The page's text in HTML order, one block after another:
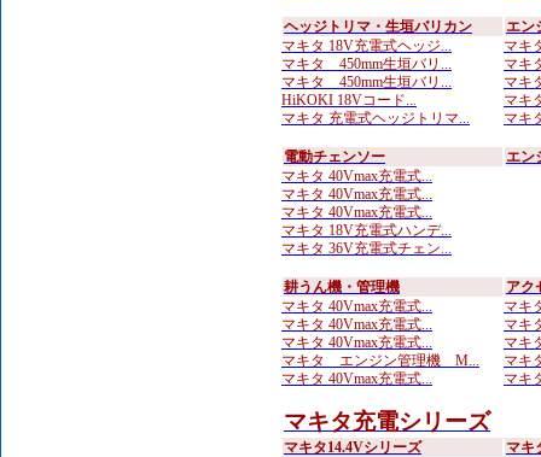
ヘッジトリマ・生垣バリカン
マキタ 18V充電式ヘッジ...
マキタ 450mm生垣バリ...
マキタ 450mm生垣バリ...
HiKOKI 18Vコード...
マキタ 充電式ヘッジトリマ...
エン
マキ
マキ
マキ
マキ
マキ
電動チェンソー
マキタ 40Vmax充電式...
マキタ 40Vmax充電式...
マキタ 40Vmax充電式...
マキタ 18V充電式ハンデ...
マキタ 36V充電式チェン...
エン
耕うん機・管理機
マキタ 40Vmax充電式...
マキタ 40Vmax充電式...
マキタ 40Vmax充電式...
マキタ エンジン管理機 M...
マキタ 40Vmax充電式...
アク
マキ
マキ
マキ
マキ
マキ
マキタ充電シリーズ
マキタ14.4Vシリーズ
マキ